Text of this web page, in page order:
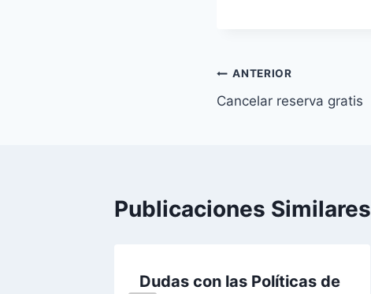
Navegación
de
ANTERIOR
Cancelar reserva gratis
Publicaciones Similares
Dudas con las Políticas de